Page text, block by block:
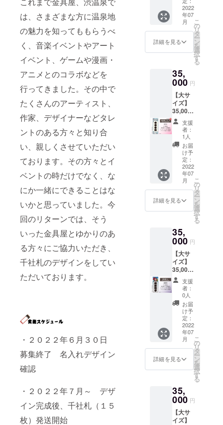
は、さまざまな方に温泉地
の魅力を知ってももらうべ
く、音楽イベントやアート
イベント、ゲームや漫画・
アニメとのコラボなどを
行ってきました。その中で
たくさんのアーティスト、
作家、デザイナーなどタレ
ントのある方々と知り合
い、親しくさせていただい
ております。その方々とイ
ベントの時だけでなく、な
にか一緒にできることはな
いかと思っていました。今
回のリターンでは、そう
いった金具屋とゆかりのあ
る方々にご協力いただき、
千社札のデザインをしてい
ただいております。
・２０２２年６月３０日
募集終了 名入れデザイン
確認
・２０２２年７月～ デザ
イン完成後、千社札（１５
枚）発送開始
来上が
りによ
る返
品・返
金など
には応
了承く
ださ
い。
千社札
が金具
屋の取
材、ロ
ケなど
りま
す。勝
手なが
らご支
援＝ご
許諾と
させて
いただ
きま
す。 ・
千社札
は支援
の御礼
となり
ますの
で、出
来上が
金など
には応
じられ
ません
のでご
了承く
ださ
い。
不可と
させて
いただ
きま
す。 ・
ギフト
などで
と別の
名入れ
をする
場合
は、事
由を備
考欄に
ご記載
下さ
い。 ・
公序良
俗に反
する文
字につ
いては
制作で
きませ
の為、
千社札
が金具
屋の取
材、ロ
ケなど
で映り
込む場
合があ
りま
す。勝
手なが
らご支
援＝ご
許諾と
させて
いただ
は支援
の御礼
となり
ますの
で、出
名、会
社名、
団体名
も可能
です。
ただ
し、本
無関係
な著名
人や著
作権に
かかる
名前は
不可と
させて
いただ
きま
す。 ・
ギフト
などで
ご本人
と別の
名入れ
をする
場合
は、事
考欄に
ご記載
下さ
い。 ・
公序良
俗に反
する文
字につ
いては
制作で
きませ
ん。 ・
廊下へ
の貼付
の為、
千社札
が金具
で映り
込む場
合があ
りま
す。勝
今もこ
とある
ごとに
渋に来
ていた
だいて
います
けられ
てい
る）。
※ご注意
事項 ・
名入れ
時にデ
ザイン
のやり
取りを
いたし
ますの
で、お
間違え
の無い
よう
メール
アドレ
ス、お
号をご
入力く
ださ
い。 ・
個人名
だけで
なく連
名、会
社名、
団体名
も可能
です。
ただ
し、本
人とは
無関係
な著名
人や著
作権に
名前は
不可と
させて
いただ
きま
ンハン×
渋温泉
のイラ
ストを
まし
た。今
社札プ
ロジェ
クトも
どうぞ
よろし
くお願
い致し
ます。
※ご注意
事項 ・
名入れ
時にデ
ザイン
のやり
取りを
いたし
ますの
で、お
間違え
よう
メール
アドレ
ス、お
電話番
号をご
入力く
ださ
い。 ・
個人名
だけで
なく連
名、会
社名、
団体名
も可能
です。
ただ
し、本
無関係
な著名
人や著
作権に
かかる
認して
いただ
きま
す。 ----
ナー：
A2WOR
ナー。
音泉温
楽等の
アート
ワーク
でお世
話に
なって
いま
す。金
具屋の
意匠を
デザイ
ンとし
て再構
様には
毎回驚
ます。
※ご注意
事項 ・
名入れ
時にデ
ザイン
のやり
取りを
いたし
ますの
で、お
間違え
の無い
よう
メール
アドレ
ス、お
電話番
号をご
ださ
い。 ・
個人名
だけで
なく連
名入れ
文字を
指定し
てくだ
※※※※※※
※※※※※※
名入れ
は肩書
をいれ
たり連
名にす
ること
も可能
です。
製作前
にデー
タで確
認して
いただ
きま
す。 ----
ナー：
きゅう
九代
目。デ
ザイ
ナーで
はない
はずで
すがし
ぶざる
くんの
デザイ
ンやモ
ンハン×
渋温泉
のイラ
ストを
まし
た。今
社札プ
ロジェ
クトも
みなさ
まどう
ん） 名
前入り
札大・
中・小
を各4枚
ご住所
中・小
を各1枚
をご住
所に送
付
※※※※※※
※※※※※※
※※※※※※
※※※※※
必ず
【備考
欄】に
名入れ
文字を
指定し
さい
※※※※※※
※※※※※
名入れ
は肩書
をいれ
たり連
名にす
ること
も可能
です。
製作前
にデー
タで確
認して
いただ
きま
- デザイ
ナー：
家。金
具屋が
建物の
モデル
リジナ
ル名入
れ千社
札の製
作 金具
所：金
具屋1階
廊下
（場所
の指定
はでき
ませ
ん） 名
前入り
札大・
中・小
を各4枚
ご住所
に送付
空欄札
大・
中・小
を各1枚
付
※※※※※※
※※※※※※
※※※※※※
※※※※※
必ず
【備考
欄】に
名入れ
文字を
指定し
てくだ
さい
※※※※※※
※※※※※※
※※※※※※
※※※※※
名入れ
たり連
名にす
ること
も可能
法：約
70mm
縦
192mm
概要：
ORICO
特有の
ペンを
つかっ
た手作
業での
精巧な
デザイ
ン。札
のサイ
ズでデ
ザイン
が違い
ます。
『ご支
援御
礼』 オ
リジナ
作 金具
屋に1年
間貼付
貼付場
所：金
具屋1階
廊下
（場所
の指定
はでき
ませ
ん） 名
前入り
札大・
中・小
を各4枚
ご住所
中・小
を各1枚
をご住
所に送
付
2022
年07
月
詳細を見る
こ
の
リ
タ
ー
ン
を
選
択
す
る
35,
000 円
【大サ
イズ】
35,000
円 千社
札【金
具屋こ
けし】
大サイ
ズ貼付
貼付札
寸法：
約 幅
70mm
縦
192mm
概要：
の家紋
や内装
をこけ
し
（トー
テム
ポー
ル）風
にあし
らった
デザイ
ン。今
回は猫
と猿が
追加！
『ご支
援御
れ千社
札の製
作 金具
屋に1年
間貼付
支援
者：
1人
お届
け予
定：
2022
年07
月
詳細を見る
こ
の
リ
タ
ー
ン
を
選
択
す
る
35,
000 円
【大サ
イズ】
35,000
円 千社
札【湯
治猿】
大サイ
ズ貼付
貼付札
寸法：
約 幅
70mm
縦
192mm
概要：
お猿の
温泉。
いわず
もがな
の温泉
につか
支援
者：
0人
お届
け予
定：
2022
年07
月
詳細を見る
こ
の
リ
タ
ー
ン
を
選
択
す
る
35,
000 円
【大サ
イズ】